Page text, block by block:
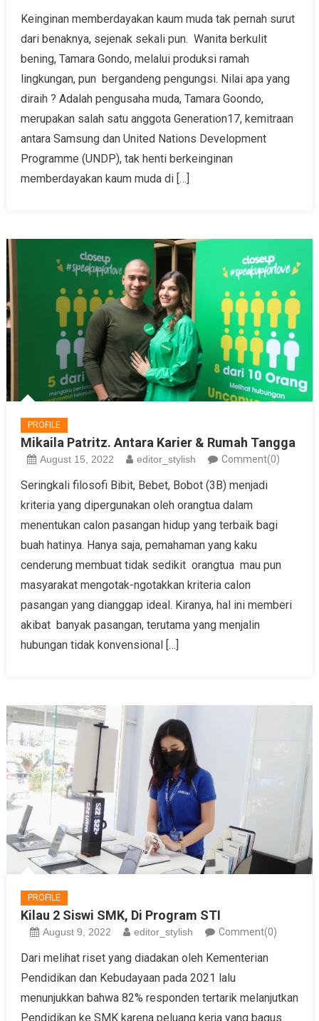
Keinginan memberdayakan kaum muda tak pernah surut
dari benaknya, sejenak sekali pun. Wanita berkulit
bening, Tamara Gondo, melalui produksi ramah
lingkungan, pun bergandeng pengungsi. Nilai apa yang
diraih ? Adalah pengusaha muda, Tamara Goondo,
merupakan salah satu anggota Generation17, kemitraan
antara Samsung dan United Nations Development
Programme (UNDP), tak henti berkeinginan
memberdayakan kaum muda di […]
PROFILE
Mikaila Patritz. Antara Karier & Rumah Tangga
August 15, 2022 editor_stylish Comment(0)
Seringkali filosofi Bibit, Bebet, Bobot (3B) menjadi
kriteria yang dipergunakan oleh orangtua dalam
menentukan calon pasangan hidup yang terbaik bagi
buah hatinya. Hanya saja, pemahaman yang kaku
cenderung membuat tidak sedikit orangtua mau pun
masyarakat mengotak-ngotakkan kriteria calon
pasangan yang dianggap ideal. Kiranya, hal ini memberi
akibat banyak pasangan, terutama yang menjalin
hubungan tidak konvensional […]
PROFILE
Kilau 2 Siswi SMK, Di Program STI
August 9, 2022 editor_stylish Comment(0)
Dari melihat riset yang diadakan oleh Kementerian
Pendidikan dan Kebudayaan pada 2021 lalu
menunjukkan bahwa 82% responden tertarik melanjutkan
Pendidikan ke SMK karena peluang kerja yang bagus